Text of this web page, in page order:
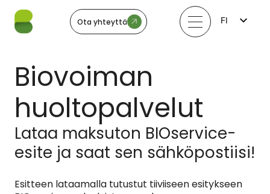
Ota yhteyttä
FI
Biovoiman
huoltopalvelut
Lataa maksuton BIOservice-
esite ja saat sen sähköpostiisi!
Esitteen lataamalla tutustut tiiviiseen esitykseen